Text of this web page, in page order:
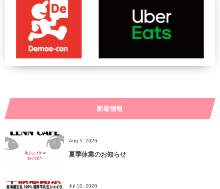
新着情報
Aug 5, 2026
夏季休業のお知らせ
Jul 10, 2026